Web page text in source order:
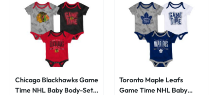
Chicago Blackhawks Game
Time NHL Baby Body-Set
Toronto Maple Leafs
Game Time NHL Baby